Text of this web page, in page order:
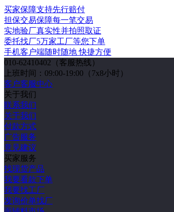
买家保障支持先行赔付
担保交易保障每一笔交易
实地验厂真实性并拍照取证
委托找厂5万家工厂等您下单
手机客户端随时随地 快捷方便
010-62410402 （客服热线）
上班时间：09:00-19:00（7x8小时）
客户客服中心
关于我们
联系我们
关于我们
付款方式
广告服务
意见建议
买家服务
找现货产品
我要看款下单
我要找工厂
发询价单找厂